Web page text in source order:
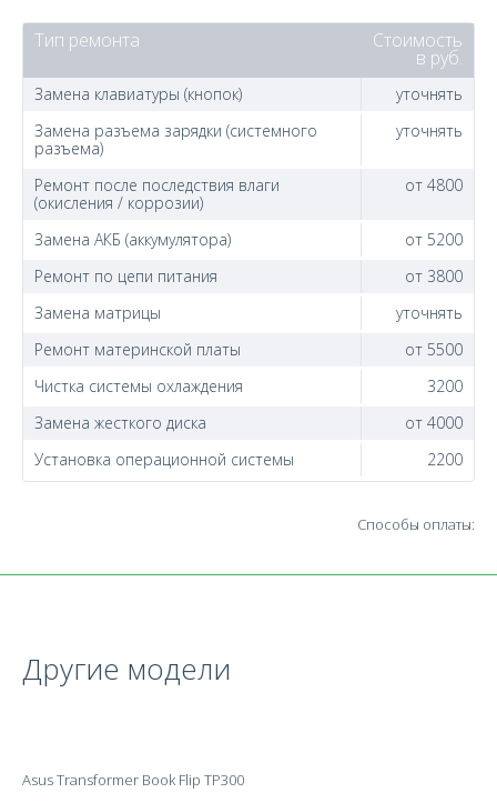
Тип ремонта Стоимость
в руб.
Замена клавиатуры (кнопок)
уточнять
Замена разъема зарядки (системного
разъема)
уточнять
Ремонт после последствия влаги
(окисления / коррозии)
от 4800
Замена АКБ (аккумулятора)
от 5200
Ремонт по цепи питания
от 3800
Замена матрицы
уточнять
Ремонт материнской платы
от 5500
Чистка системы охлаждения
3200
Замена жесткого диска
от 4000
Установка операционной системы
2200
Способы оплаты:
Другие модели
Asus Transformer Book Flip TP300